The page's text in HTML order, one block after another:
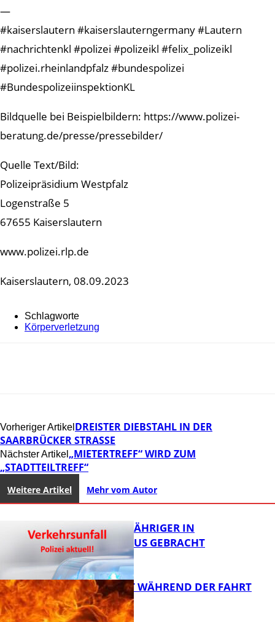
—
#kaiserslautern #kaiserslauterngermany #Lautern
#nachrichtenkl #polizei #polizeikl #felix_polizeikl
#polizei.rheinlandpfalz #bundespolizei
#BundespolizeiinspektionKL
Bildquelle bei Beispielbildern: https://www.polizei-
beratung.de/presse/pressebilder/
Quelle Text/Bild:
Polizeipräsidium Westpfalz
Logenstraße 5
67655 Kaiserslautern
www.polizei.rlp.de
Kaiserslautern, 08.09.2023
Schlagworte
Körperverletzung
Vorheriger Artikel DREISTER DIEBSTAHL IN DER
SAARBRÜCKER STRASSE
Nächster Artikel „MIETERTREFF“ WIRD ZUM
„STADTTEILTREFF“
Weitere Artikel Mehr vom Autor
UNFALL: 58-JÄHRIGER IN
KRANKENHAUS GEBRACHT
AUTO FÄNGT WÄHREND DER FAHRT
FEUER